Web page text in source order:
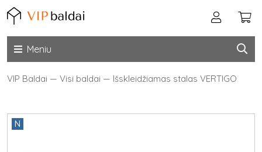
Meniu
VIP Baldai — Visi baldai — Išskleidžiamas stalas VERTIGO
N